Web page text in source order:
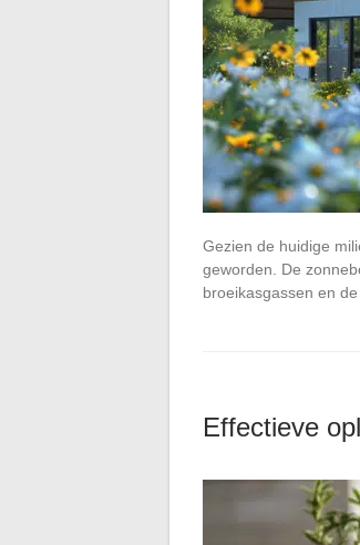
Gezien de huidige
geworden. De
broeikasgassen en
Effectieve